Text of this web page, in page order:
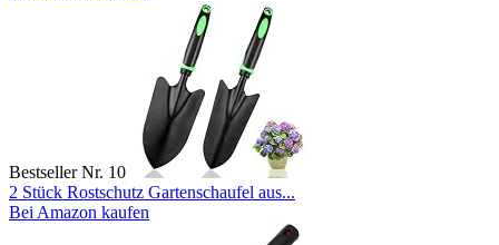
Bestseller Nr. 10
2 Stück Rostschutz Gartenschaufel aus...
Bei Amazon kaufen